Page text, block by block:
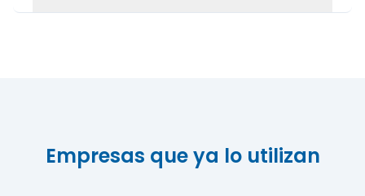
Empresas que ya lo utilizan